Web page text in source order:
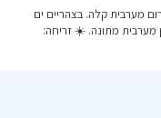
מערבית קלה. בצהריים ים
מערבית מתונה. ☀️ זריחה: